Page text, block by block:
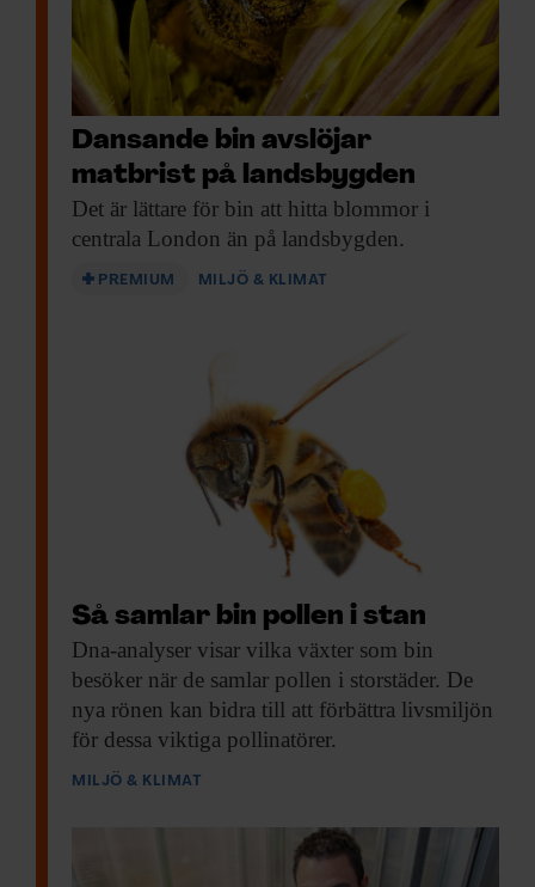
Dansande bin avslöjar
matbrist på landsbygden
Det är lättare för bin att hitta blommor i
centrala London än på landsbygden.
PREMIUM MILJÖ & KLIMAT
Så samlar bin pollen i stan
Dna-analyser visar vilka växter som bin
besöker när de samlar pollen i storstäder. De
nya rönen kan bidra till att förbättra livsmiljön
för dessa viktiga pollinatörer.
MILJÖ & KLIMAT